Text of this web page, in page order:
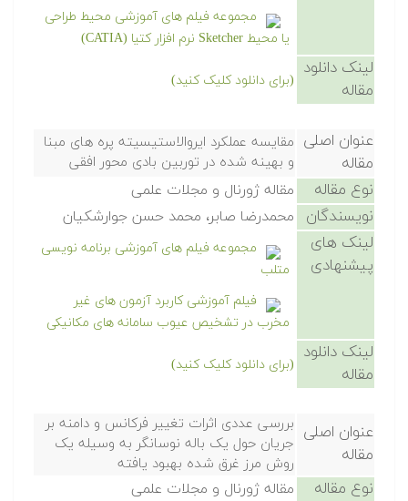
مجموعه فیلم های آموزشی محیط طراحی
یا محیط Sketcher نرم افزار کتیا (CATIA)
لینک دانلود
مقاله
(برای دانلود کلیک کنید)
عنوان اصلی
مقاله
مقایسه عملکرد ایروالاستیسیته پره های مبنا
و بهینه شده در توربین بادی محور افقی
نوع مقاله مقاله ژورنال و مجلات علمی
نویسندگان محمدرضا صابر، محمد حسن جوارشکیان
لینک های
پیشنهادی
مجموعه فیلم های آموزشی برنامه نویسی
متلب
فیلم آموزشی کاربرد آزمون های غیر
مخرب در تشخیص عیوب سامانه های مکانیکی
لینک دانلود
مقاله
(برای دانلود کلیک کنید)
عنوان اصلی
مقاله
بررسی عددی اثرات تغییر فرکانس و دامنه بر
جریان حول یک باله نوسانگر به وسیله یک
روش مرز غرق شده بهبود یافته
نوع مقاله مقاله ژورنال و مجلات علمی